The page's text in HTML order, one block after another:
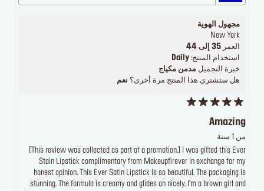
مجهول الهوية
New York
العمر 35 إلى 44
استخدام المنتج: Daily
خبرة التجميل مدمن مكياج
هل ستشتري هذا المنتج مرة أخرى؟ نعم
Amazing
من 1 سنة
[This review was collected as part of a promotion.] I was gifted this Ever
Stain Lipstick complimentary from Makeupfirever in exchange for my
honest opinion. This Ever Satin Lipstick is so beautiful. The packaging is
stunning. The formula is creamy and glides on nicely. I’m a brown girl and